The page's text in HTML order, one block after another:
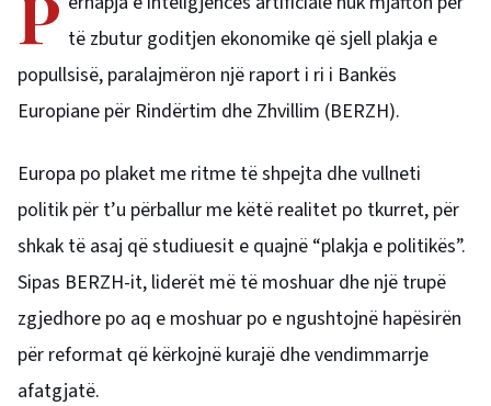
të zbutur goditjen ekonomike që sjell plakja e
popullsisë, paralajmëron një raport i ri i Bankës
Europiane për Rindërtim dhe Zhvillim (BERZH).
Europa po plaket me ritme të shpejta dhe vullneti
politik për t’u përballur me këtë realitet po tkurret, për
shkak të asaj që studiuesit e quajnë “plakja e politikës”.
Sipas BERZH-it, liderët më të moshuar dhe një trupë
zgjedhore po aq e moshuar po e ngushtojnë hapësirën
për reformat që kërkojnë kurajë dhe vendimmarrje
afatgjatë.